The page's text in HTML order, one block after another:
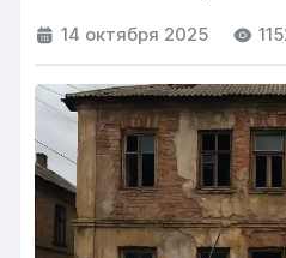
14 октября 2025